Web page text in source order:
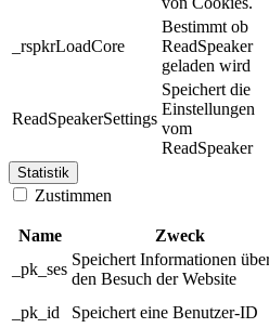
_rspkrLoadCore
Bestimmt ob
ReadSpeaker
geladen wird
ReadSpeakerSettings
Speichert die
Einstellungen
vom
ReadSpeaker
Statistik
Zustimmen
Name Zweck
_pk_ses
Speichert Informationen
den Besuch der Website
_pk_id Speichert eine Benutzer-ID